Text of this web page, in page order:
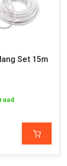
Set 15m